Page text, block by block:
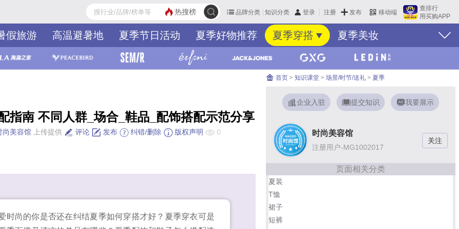
品牌分类 知识分类 登录 注册 发布 移动端
查排行
用买购APP
热搜榜
假旅游 高温避暑地 夏季节日活动 夏季好物推荐 夏季穿搭
夏季美妆
全
夏季安全出行 夏季皮肤问题 预防中暑
指南 不同人群_场合_鞋品_配饰搭配示范分享
尚美容馆 上传提供 评论 发布 纠错/删除 版权声明 0
时尚的你是否还在纠结夏季如何穿搭才好？夏季穿衣可是
首页 > 知识课堂 > 场景/时节/送礼 > 夏季
企业入驻 提交知识 我要展示
时尚美容馆
注册用户-MG1002017
页面相关分类
夏装
T恤
裙子
短裤